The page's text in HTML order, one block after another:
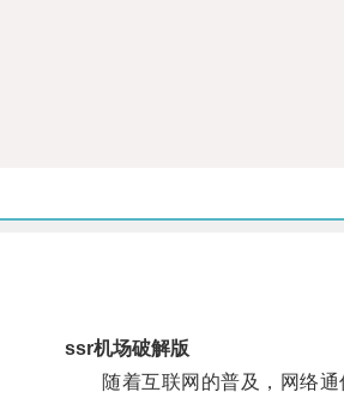
ssr机场破解版
随着互联网的普及，网络通